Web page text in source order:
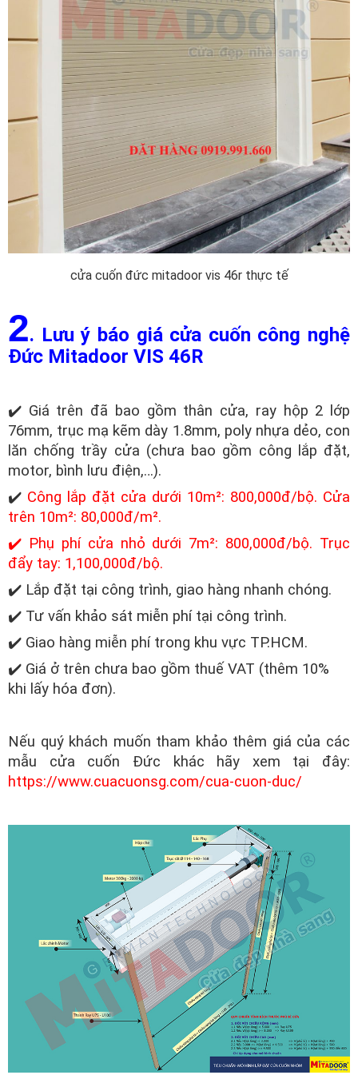
cửa cuốn đức mitadoor vis 46r thực tế
2. Lưu ý báo giá cửa cuốn công nghệ
Đức Mitadoor VIS 46R
✔️ Giá trên đã bao gồm thân cửa, ray hộp 2 lớp
76mm, trục mạ kẽm dày 1.8mm, poly nhựa dẻo, con
lăn chống trầy cửa (chưa bao gồm công lắp đặt,
motor, bình lưu điện,…).
✔️ Công lắp đặt cửa dưới 10m²: 800,000đ/bộ. Cửa
trên 10m²: 80,000đ/m².
✔️ Phụ phí cửa nhỏ dưới 7m²: 800,000đ/bộ. Trục
đẩy tay: 1,100,000đ/bộ.
✔️ Lắp đặt tại công trình, giao hàng nhanh chóng.
✔️ Tư vấn khảo sát miễn phí tại công trình.
✔️ Giao hàng miễn phí trong khu vực TP.HCM.
✔️ Giá ở trên chưa bao gồm thuế VAT (thêm 10%
khi lấy hóa đơn).
Nếu quý khách muốn tham khảo thêm giá của các
mẫu cửa cuốn Đức khác hãy xem tại đây:
https://www.cuacuonsg.com/cua-cuon-duc/